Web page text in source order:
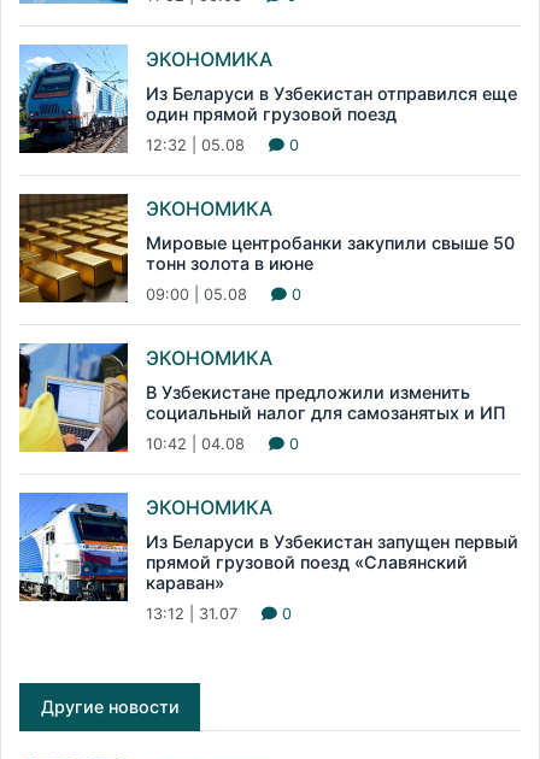
ЭКОНОМИКА
Из Беларуси в Узбекистан отправился еще
один прямой грузовой поезд
12:32 | 05.08 0
ЭКОНОМИКА
Мировые центробанки закупили свыше 50
тонн золота в июне
09:00 | 05.08 0
ЭКОНОМИКА
В Узбекистане предложили изменить
социальный налог для самозанятых и ИП
10:42 | 04.08 0
ЭКОНОМИКА
Из Беларуси в Узбекистан запущен первый
прямой грузовой поезд «Славянский
караван»
13:12 | 31.07 0
Другие новости